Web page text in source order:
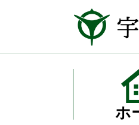
ホ